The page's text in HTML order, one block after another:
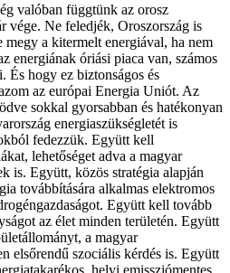
valóban függtünk az orosz
vége. Ne feledjék, Oroszország is
a kitermelt energiával, ha nem
energiának óriási piaca van, számos
És hogy ez biztonságos és
az európai Energia Uniót. Az
sokkal gyorsabban és hatékonyan
energiaszükségletét is
fedezzük. Együtt kell
lehetőséget adva a magyar
is. Együtt, közös stratégia alapján
továbbítására alkalmas elektromos
Együtt kell tovább
az élet minden területén. Együtt
a magyar
elsőrendű szociális kérdés is. Együtt
helyi emissziómentes